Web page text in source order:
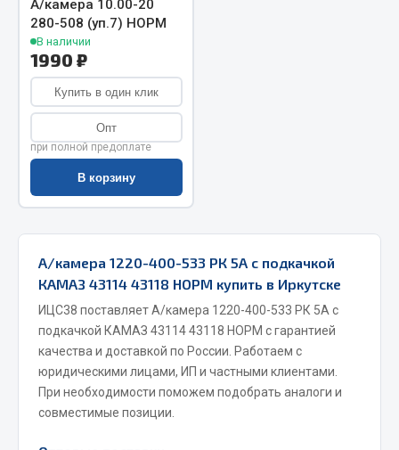
Паронит
Патрубки
Рукава высокого давления
Весь раздел
Автомобильная электрика
Автолампы
Блоки реле и предохранителей
Вилки нагрузочные
Выключатели и переключатели клавишные
Выключатели кнопочные
Выключатель массы
А/камера 10.00-20
280-508 (уп.7) НОРМ
В наличии
1990 ₽
Купить в один клик
Опт
при полной предоплате
В корзину
А/камера 1220-400-533 РК 5А с подкачкой
КАМАЗ 43114 43118 НОРМ купить в Иркутске
ИЦС38 поставляет А/камера 1220-400-533 РК 5А с
подкачкой КАМАЗ 43114 43118 НОРМ с гарантией
качества и доставкой по России. Работаем с
юридическими лицами, ИП и частными клиентами.
При необходимости поможем подобрать аналоги и
совместимые позиции.